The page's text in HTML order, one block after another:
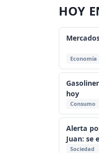
HOY
Economía
hoy
Consumo
Alerta
Juan: se
Sociedad